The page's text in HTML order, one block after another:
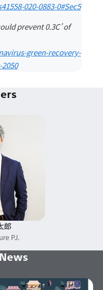
020-0883-0#Sec5
prevent 0.3C’ of
green-recovery-
郎
PJ.